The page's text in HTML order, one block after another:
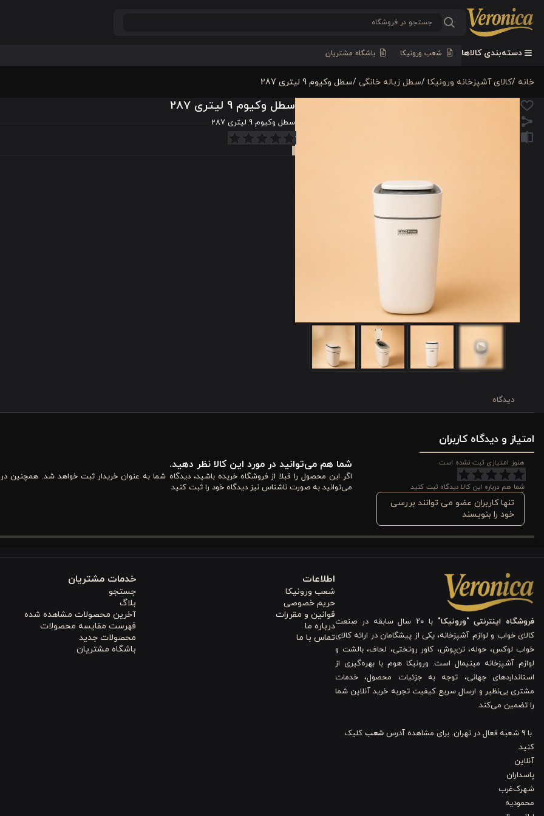
دسته‌بندی کالاها شعب ورونیکا باشگاه مشتریان
خانه /كالای آشپزخانه ورونیکا /سطل زباله خانگی /سطل وکیوم 9 لیتری 287
سطل وکیوم 9 لیتری 287
سطل وکیوم 9 لیتری 287
دیدگاه
امتیاز و دیدگاه کاربران
هنوز امتیازی ثبت نشده است.
شما هم درباره این کالا دیدگاه ثبت کنید
تنها کاربران عضو می توانند بررسی
خود را بنویسند
شما هم می‌توانید در مورد این کالا نظر دهید.
اگر این محصول را قبلا از فروشگاه خریده باشید، دیدگاه شما به عنوان خریدار ثبت خواهد شد. همچنین
می‌توانید به صورت ناشناس نیز دیدگاه خود را ثبت کنید
فروشگاه اینترنتی "ورونیکا"
با ۲۰ سال سابقه در صنعت
کالای خواب و لوازم آشپزخانه، یکی از پیشگامان در ارائه کالای
خواب لوکس، حوله، تن‌پوش، کاور روتختی، لحاف، بالشت و
لوازم آشپزخانه مینیمال است. ورونیکا هوم با بهره‌گیری از
استانداردهای جهانی، توجه به جزئیات محصول، خدمات
مشتری بی‌نظیر و ارسال سریع کیفیت تجربه خرید آنلاین شما
را تضمین می‌کند.
با 9 شعبه فعال در تهران. برای مشاهده آدرس شعب کلیک
کنید.
آنلاین
پاسداران
شهرک‌غرب
محمودیه
اطلاعات
شعب ورونیکا
حریم خصوصی
قوانین و مقررات
درباره ما
تماس با ما
خدمات مشتریان
جستجو
بلاگ
آخرین محصولات مشاهده شده
فهرست مقایسه محصولات
محصولات جدید
باشگاه مشتریان